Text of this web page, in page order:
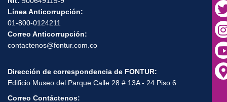
Contactenos aquí
Nit:900649119-9
Línea Anticorrupción:
01-800-0124211
Correo Anticorrupción:
Dirección de correspondencia de FONTUR:
Edificio Museo del Parque Calle 28 # 13A - 24 Piso 6